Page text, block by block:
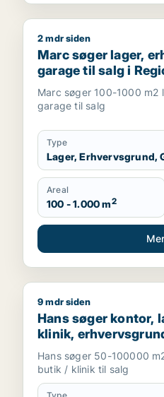
Marc søger lager,
2 mdr siden
Marc søger lager,
garage til salg i
Nordsjælland
Marc søger 100-1000
garage til salg
Type
Lager, Erhvervsgrund,
Areal
100 - 1.000 m2
Hans søger kontor,
9 mdr siden
Hans søger kontor,
klinik,
produktionslokaler
Region Sjælland
Hans søger 50-100000
butik / klinik til salg